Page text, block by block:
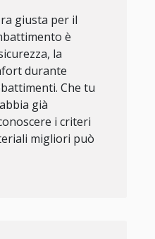
giusta per il
è
la
durante
Che tu
già
i criteri
migliori può